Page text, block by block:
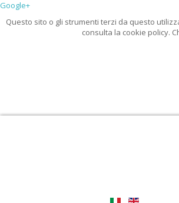
Google+
Questo sito o gli strumenti terzi da questo
consulta la cookie policy.